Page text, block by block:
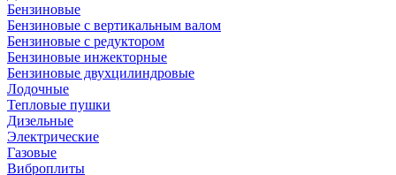
Бензиновые
Бензиновые с вертикальным валом
Бензиновые с редуктором
Бензиновые инжекторные
Бензиновые двухцилиндровые
Лодочные
Тепловые пушки
Дизельные
Электрические
Газовые
Виброплиты